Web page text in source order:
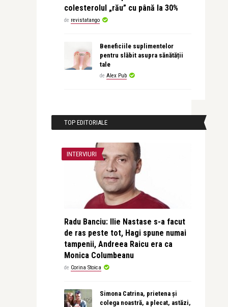
colesterolul „rău” cu până la 30%
de revistatango
Beneficiile suplimentelor
pentru slăbit asupra sănătății
tale
de Alex Pub
TOP EDITORIALE
INTERVIURI
Radu Banciu: Ilie Nastase s-a facut
de ras peste tot, Hagi spune numai
tampenii, Andreea Raicu era ca
Monica Columbeanu
de Corina Stoica
Simona Catrina, prietena și
colega noastră, a plecat, astăzi,